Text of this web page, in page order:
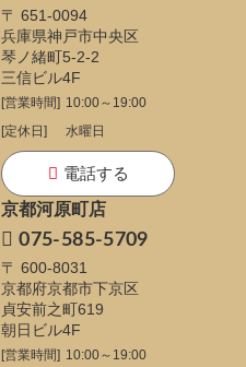
〒 651-0094
兵庫県神戸市中央区
琴ノ緒町5-2-2
三信ビル4F
[営業時間] 10:00～19:00
[定休日]
水曜日
電話する
京都河原町店
075-585-5709
〒 600-8031
京都府京都市下京区
貞安前之町619
朝日ビル4F
[営業時間] 10:00～19:00